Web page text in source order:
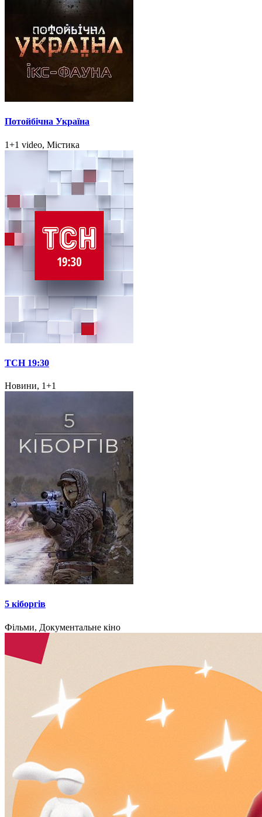
Потойбічна Україна
1+1 video, Містика
ТСН 19:30
Новини, 1+1
5 кіборгів
Фільми, Документальне кіно